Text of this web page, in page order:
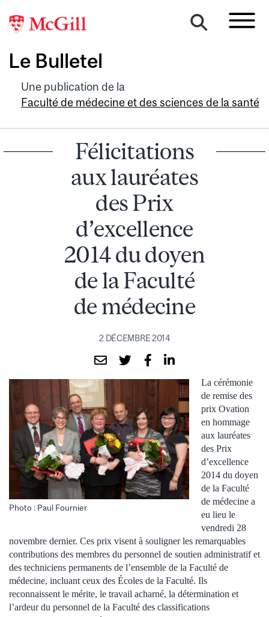
Le Bulletel
Une publication de la
Faculté de médecine et des sciences de la santé
Félicitations
aux lauréates
des Prix
d’excellence
2014 du doyen
de la Faculté
de médecine
2 DÉCEMBRE 2014
Photo : Paul Fournier
La cérémonie
de remise des
prix Ovation
en hommage
aux lauréates
des Prix
d’excellence
2014 du doyen
de la Faculté
de médecine a
eu lieu le
vendredi 28
novembre dernier. Ces prix visent à souligner les remarquables
contributions des membres du personnel de soutien administratif et
des techniciens permanents de l’ensemble de la Faculté de
médecine, incluant ceux des Écoles de la Faculté. Ils
reconnaissent le mérite, le travail acharné, la détermination et
l’ardeur du personnel de la Faculté des classifications